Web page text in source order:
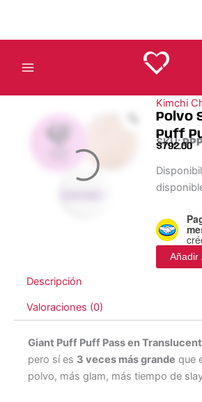
contenido
Kimchi
Polvo
Puff
SKU:
$792.00
Polvo
Suelto
Fijador
Puff
Gigante
cantidad
Añadir
Descripción
Valoraciones (0)
Giant Puff Puff Pass en
pero sí es 3 veces más grande que
polvo, más glam, más tiempo de